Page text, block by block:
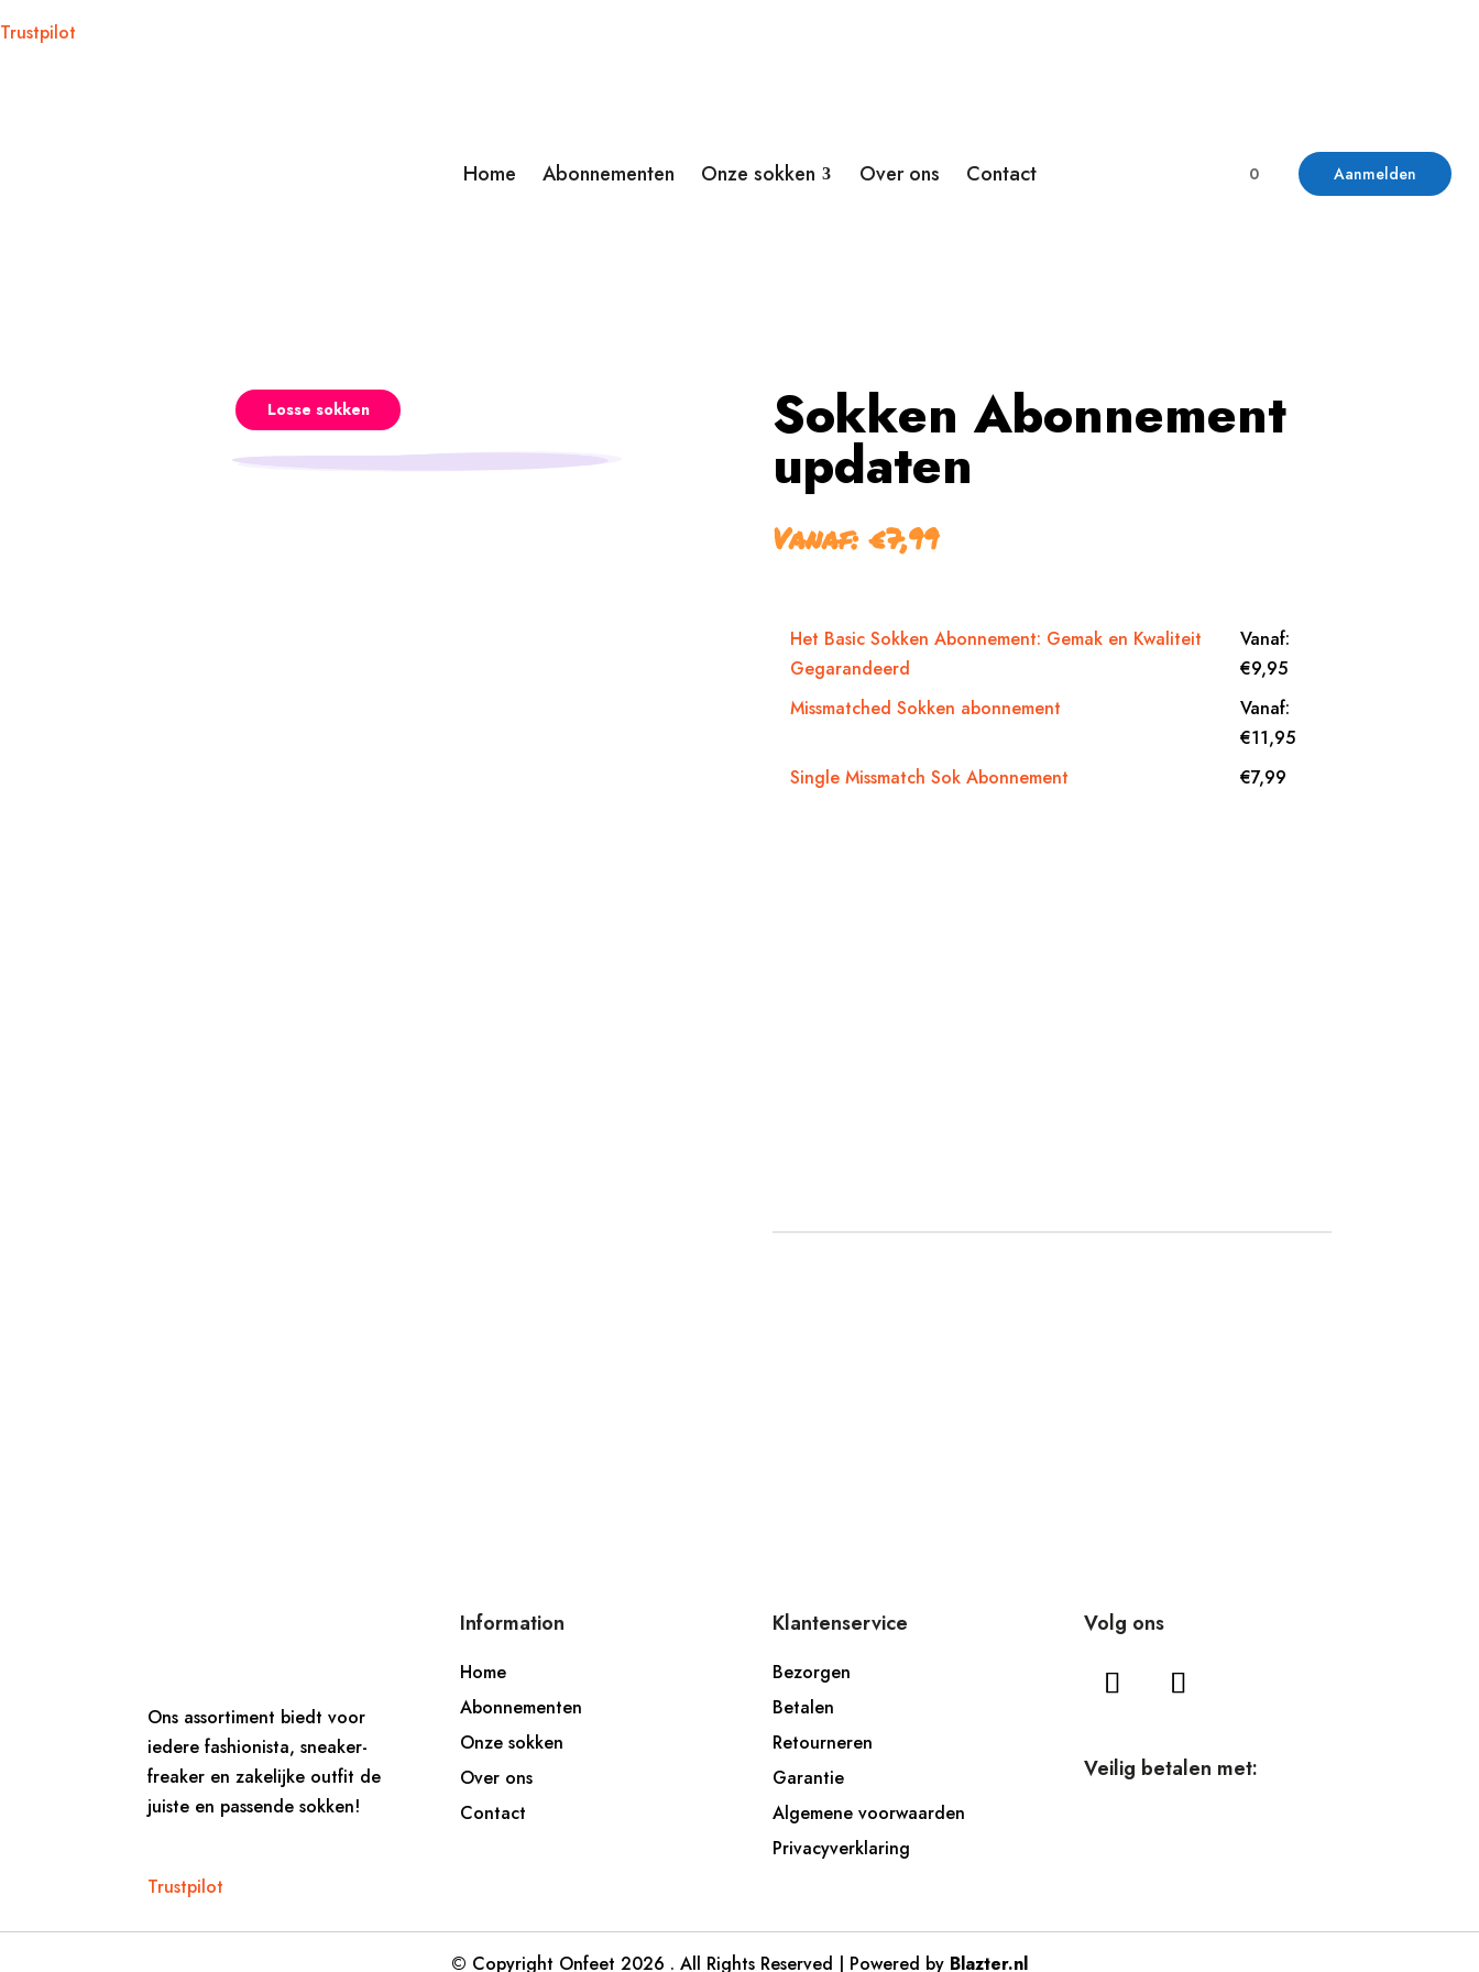
Trustpilot
Home Abonnementen Onze sokken Over ons Contact 0 Aanmelden
Losse sokken Sokken Abonnement
updaten
Vanaf:€7,99
Het Basic Sokken Abonnement: Gemak en Kwaliteit
Gegarandeerd
Vanaf:
€9,95
Missmatched Sokken abonnement
Vanaf:
€11,95
Single Missmatch Sok Abonnement
€7,99
Ons assortiment biedt voor
iedere fashionista, sneaker-
freaker en zakelijke outfit de
juiste en passende sokken!
Trustpilot
Information
Home
Abonnementen
Onze sokken
Over ons
Contact
Klantenservice
Bezorgen
Betalen
Retourneren
Garantie
Algemene voorwaarden
Privacyverklaring
Volg ons
Veilig betalen met:
© Copyright Onfeet 2026 . All Rights Reserved | Powered by Blazter.nl